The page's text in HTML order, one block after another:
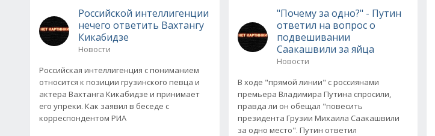
Российской интеллигенции
нечего ответить Вахтангу
Кикабидзе
Новости
Российская интеллигенция с пониманием
относится к позиции грузинского певца и
актера Вахтанга Кикабидзе и принимает
его упреки. Как заявил в беседе с
корреспондентом РИА
"Почему за одно?" - Путин
ответил на вопрос о
подвешивании
Саакашвили за яйца
Новости
В ходе "прямой линии" с россиянами
премьера Владимира Путина спросили,
правда ли он обещал "повесить
президента Грузии Михаила Саакашвили
за одно место". Путин ответил